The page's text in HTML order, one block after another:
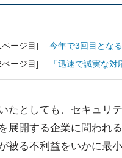
ページ目] 今年で3回目とな
ページ目]
「迅速で誠実な
たとしても、セキュリ
展開する企業に問われ
被る不利益をいかに最